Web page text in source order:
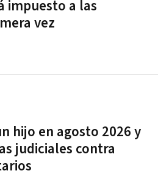
impuesto a las
vez
hijo en agosto 2026 y
judiciales contra